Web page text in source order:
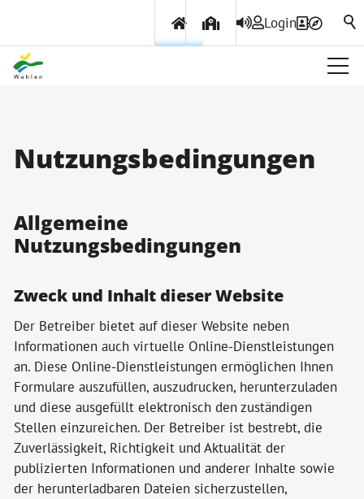
Login
Politik & Verwaltung
Themen & Services
Nutzungsbedingungen
Allgemeine
Nutzungsbedingungen
Zweck und Inhalt dieser Website
Der Betreiber bietet auf dieser Website neben
Informationen auch virtuelle Online-Dienstleistungen
an. Diese Online-Dienstleistungen ermöglichen Ihnen
Formulare auszufüllen, auszudrucken, herunterzuladen
und diese ausgefüllt elektronisch den zuständigen
Stellen einzureichen. Der Betreiber ist bestrebt, die
Zuverlässigkeit, Richtigkeit und Aktualität der
publizierten Informationen und anderer Inhalte sowie
der herunterladbaren Dateien sicherzustellen,